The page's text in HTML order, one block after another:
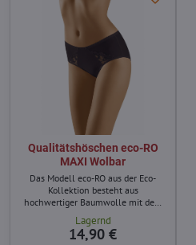
Qualitätshöschen eco-RO
MAXI Wolbar
Das Modell eco-RO aus der Eco-
Kollektion besteht aus
hochwertiger Baumwolle mit dem
Zusatz von Elasthan.
Lagernd
14,90 €